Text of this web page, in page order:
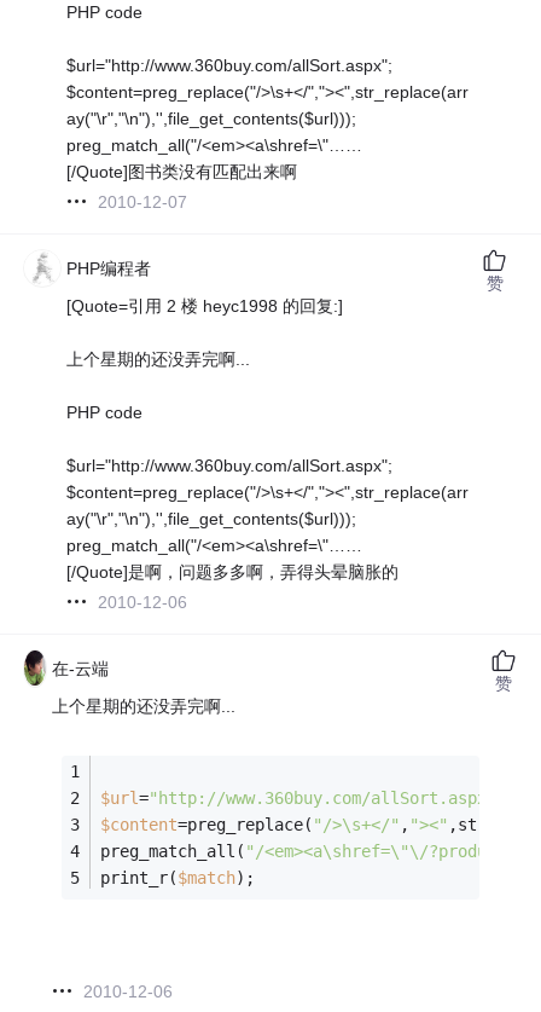
PHP code
$url="http://www.360buy.com/allSort.aspx";
$content=preg_replace("/>\s+</","><",str_replace(arr
ay("\r","\n"),'',file_get_contents($url)));
preg_match_all("/<em><a\shref=\"……
[/Quote]图书类没有匹配出来啊
2010-12-07
PHP编程者
[Quote=引用 2 楼 heyc1998 的回复:]
上个星期的还没弄完啊...
PHP code
$url="http://www.360buy.com/allSort.aspx";
$content=preg_replace("/>\s+</","><",str_replace(arr
ay("\r","\n"),'',file_get_contents($url)));
preg_match_all("/<em><a\shref=\"……
[/Quote]是啊，问题多多啊，弄得头晕脑胀的
2010-12-06
赞
在-云端
上个星期的还没弄完啊...
$url="http://www.360buy.com/allSort.aspx"
$content=preg_replace( "/>\s+</" , "><"
preg_match_all( "/<em><a\shref=\"\/
print_r($match);
2010-12-06
赞